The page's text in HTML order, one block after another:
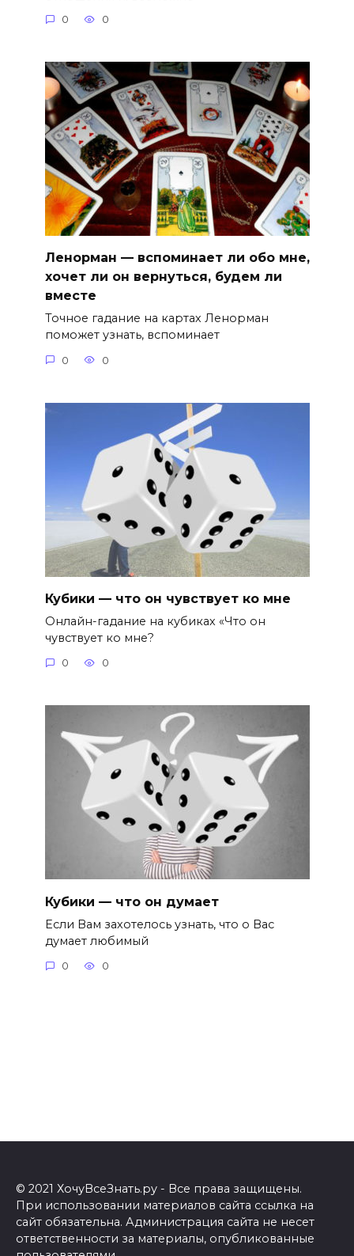
0 0
Ленорман — вспоминает ли обо мне,
хочет ли он вернуться, будем ли
вместе
Точное гадание на картах Ленорман
поможет узнать, вспоминает
0 0
Кубики — что он чувствует ко мне
Онлайн-гадание на кубиках «Что он
чувствует ко мне?
0 0
Кубики — что он думает
Если Вам захотелось узнать, что о Вас
думает любимый
0 0
© 2021 ХочуВсеЗнать.ру - Все права защищены.
При использовании материалов сайта ссылка на
сайт обязательна. Администрация сайта не несет
ответственности за материалы, опубликованные